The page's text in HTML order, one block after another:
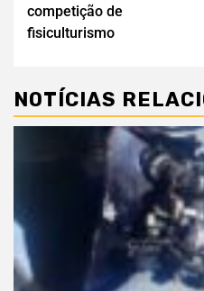
competição de
fisiculturismo
NOTÍCIAS